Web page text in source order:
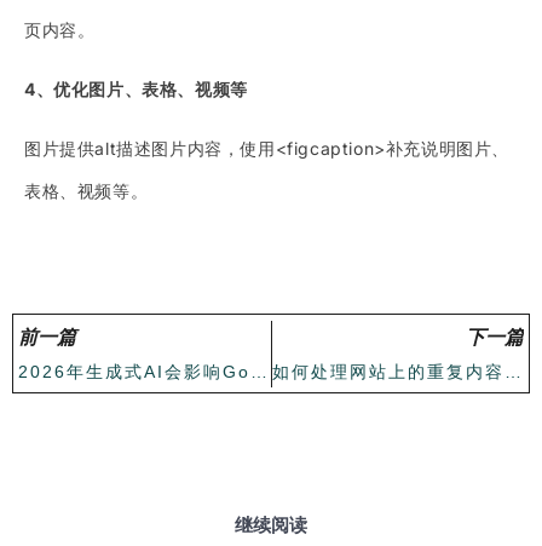
页内容。
4、优化图片、表格、视频等
图片提供alt描述图片内容，使用<figcaption>补充说明图片、
表格、视频等。
前一篇 下一篇
继续阅读